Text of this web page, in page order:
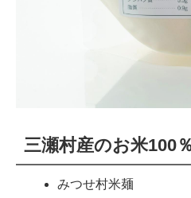
三瀬村産のお米100
みつせ村米麺